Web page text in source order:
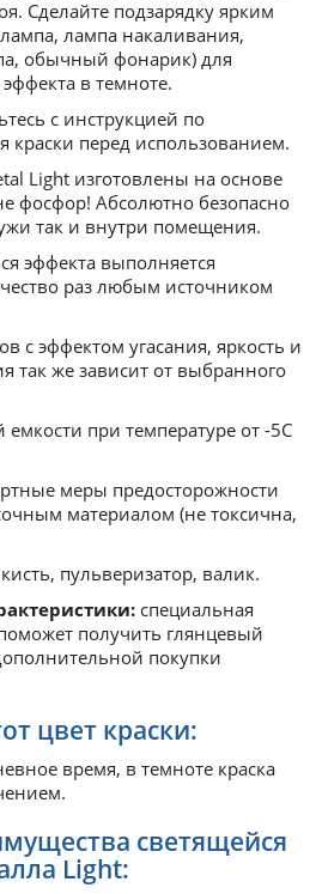
Сделайте подзарядку ярким
лампа накаливания,
обычный фонарик) для
в темноте.
с инструкцией по
краски перед использованием.
Light изготовлены на основе
фосфор! Абсолютно безопасно
так и внутри помещения.
эффекта выполняется
раз любым источником
с эффектом угасания, яркость и
так же зависит от выбранного
емкости при температуре от -5С
меры предосторожности
материалом (не токсична,
кисть, пульверизатор, валик.
специальная
получить глянцевый
покупки
цвет краски:
время, в темноте краска
светящейся
Light: